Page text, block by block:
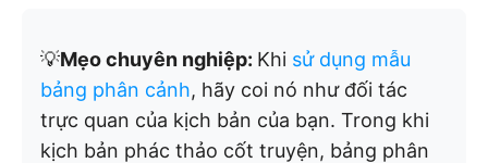
💡Mẹo chuyên nghiệp: Khi sử dụng mẫu
bảng phân cảnh, hãy coi nó như đối tác
trực quan của kịch bản của bạn. Trong khi
kịch bản phác thảo cốt truyện, bảng phân